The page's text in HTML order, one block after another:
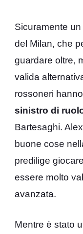
Sicuramente
del Milan, che
guardare oltre,
valida
rossoneri
sinistro di
Bartesaghi.
buone cose
predilige
essere molto
avanzata.
Mentre è stato